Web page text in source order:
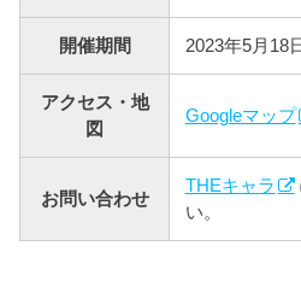
開催期間 2023年5月18
アクセス・地
図
Googleマップ
お問い合わせ
THEキャラ
い。